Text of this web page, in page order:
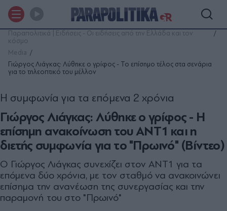
Παραπολιτικά | Ειδήσεις - Οι ειδήσεις από την Ελλάδα και τον
κόσμο
Media
Γιώργος Λιάγκας: Λύθηκε ο γρίφος - Το επίσημο τέλος στα σενάρια
για το τηλεοπτικό του μέλλον
Γιώργος Λιάγκας: Λύθηκε ο γρίφος - Η
επίσημη ανακοίνωση του ΑΝΤ1 και η
διετής συμφωνία για το "Πρωινό" (Βίντεο)
Η συμφωνία για τα επόμενα 2 χρόνια
Ο Γιώργος Λιάγκας συνεχίζει στον ΑΝΤ1 για τα
επόμενα δύο χρόνια, με τον σταθμό να ανακοινώνει
επίσημα την ανανέωση της συνεργασίας και την
παραμονή του στο "Πρωινό"